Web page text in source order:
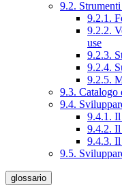
9.2.
9.2.1.
9.2.2.
use
9.2.3.
9.2.4.
9.2.5.
9.3. Catalogo
9.4.
9.4.1.
9.4.2.
9.4.3.
9.5.
glossario